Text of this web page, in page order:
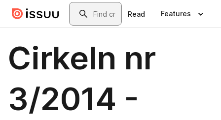
Skip to main contentSearch
Read Features
Cirkeln nr
3/2014 -